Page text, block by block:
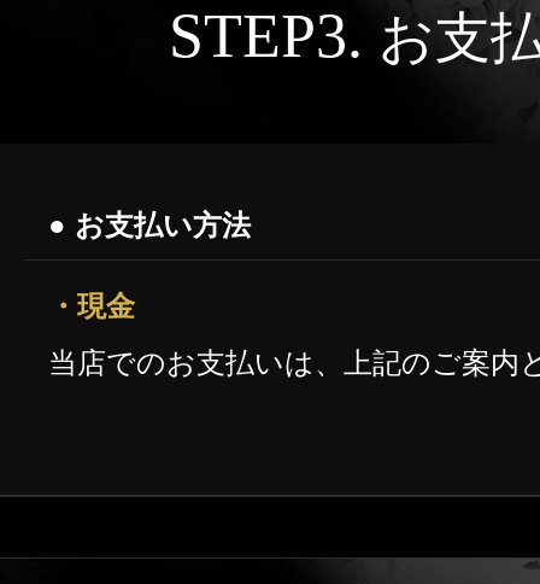
STEP3. お支
● お支払い方法
・現金
当店でのお支払いは、上記のご案内